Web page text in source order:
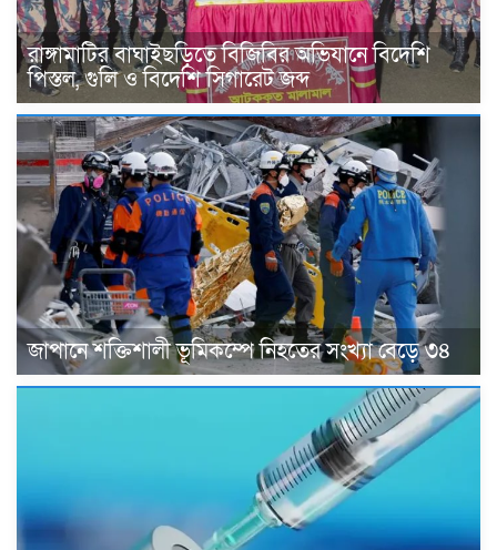
রাঙ্গামাটির বাঘাইছড়িতে বিজিবির অভিযানে বিদেশি
পিস্তল, গুলি ও বিদেশি সিগারেট জব্দ
জাপানে শক্তিশালী ভূমিকম্পে নিহতের সংখ্যা বেড়ে ৩৪